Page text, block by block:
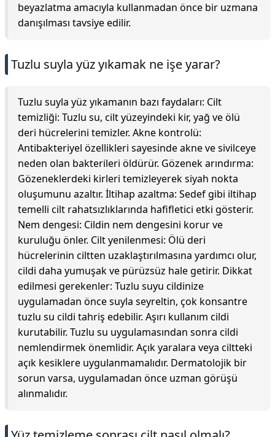
beyazlatma amacıyla kullanmadan önce bir uzmana
danışılması tavsiye edilir.
Tuzlu suyla yüz yıkamak ne işe yarar?
Tuzlu suyla yüz yıkamanın bazı faydaları: Cilt
temizliği: Tuzlu su, cilt yüzeyindeki kir, yağ ve ölü
deri hücrelerini temizler. Akne kontrolü:
Antibakteriyel özellikleri sayesinde akne ve sivilceye
neden olan bakterileri öldürür. Gözenek arındırma:
Gözeneklerdeki kirleri temizleyerek siyah nokta
oluşumunu azaltır. İltihap azaltma: Sedef gibi iltihap
temelli cilt rahatsızlıklarında hafifletici etki gösterir.
Nem dengesi: Cildin nem dengesini korur ve
kuruluğu önler. Cilt yenilenmesi: Ölü deri
hücrelerinin ciltten uzaklaştırılmasına yardımcı olur,
cildi daha yumuşak ve pürüzsüz hale getirir. Dikkat
edilmesi gerekenler: Tuzlu suyu cildinize
uygulamadan önce suyla seyreltin, çok konsantre
tuzlu su cildi tahriş edebilir. Aşırı kullanım cildi
kurutabilir. Tuzlu su uygulamasından sonra cildi
nemlendirmek önemlidir. Açık yaralara veya ciltteki
açık kesiklere uygulanmamalıdır. Dermatolojik bir
sorun varsa, uygulamadan önce uzman görüşü
alınmalıdır.